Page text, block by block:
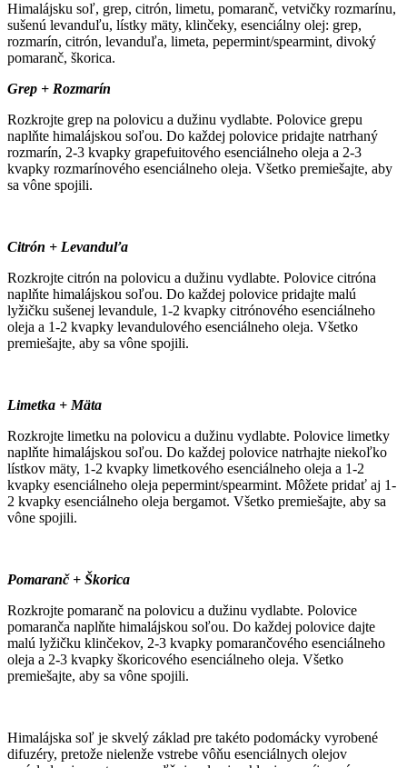
Himalájsku soľ, grep, citrón, limetu, pomaranč, vetvičky rozmarínu,
sušenú levanduľu, lístky mäty, klinčeky, esenciálny olej: grep,
rozmarín, citrón, levanduľa, limeta, pepermint/spearmint, divoký
pomaranč, škorica.
Grep + Rozmarín
Rozkrojte grep na polovicu a dužinu vydlabte. Polovice grepu
naplňte himalájskou soľou. Do každej polovice pridajte natrhaný
rozmarín, 2-3 kvapky grapefuitového esenciálneho oleja a 2-3
kvapky rozmarínového esenciálneho oleja. Všetko premiešajte, aby
sa vône spojili.
Citrón + Levanduľa
Rozkrojte citrón na polovicu a dužinu vydlabte. Polovice citróna
naplňte himalájskou soľou. Do každej polovice pridajte malú
lyžičku sušenej levandule, 1-2 kvapky citrónového esenciálneho
oleja a 1-2 kvapky levandulového esenciálneho oleja. Všetko
premiešajte, aby sa vône spojili.
Limetka + Mäta
Rozkrojte limetku na polovicu a dužinu vydlabte. Polovice limetky
naplňte himalájskou soľou. Do každej polovice natrhajte niekoľko
lístkov mäty, 1-2 kvapky limetkového esenciálneho oleja a 1-2
kvapky esenciálneho oleja pepermint/spearmint. Môžete pridať aj 1-
2 kvapky esenciálneho oleja bergamot. Všetko premiešajte, aby sa
vône spojili.
Pomaranč + Škorica
Rozkrojte pomaranč na polovicu a dužinu vydlabte. Polovice
pomaranča naplňte himalájskou soľou. Do každej polovice dajte
malú lyžičku klinčekov, 2-3 kvapky pomarančového esenciálneho
oleja a 2-3 kvapky škoricového esenciálneho oleja. Všetko
premiešajte, aby sa vône spojili.
Himalájska soľ je skvelý základ pre takéto podomácky vyrobené
difuzéry, pretože nielenže vstrebe vôňu esenciálnych olejov